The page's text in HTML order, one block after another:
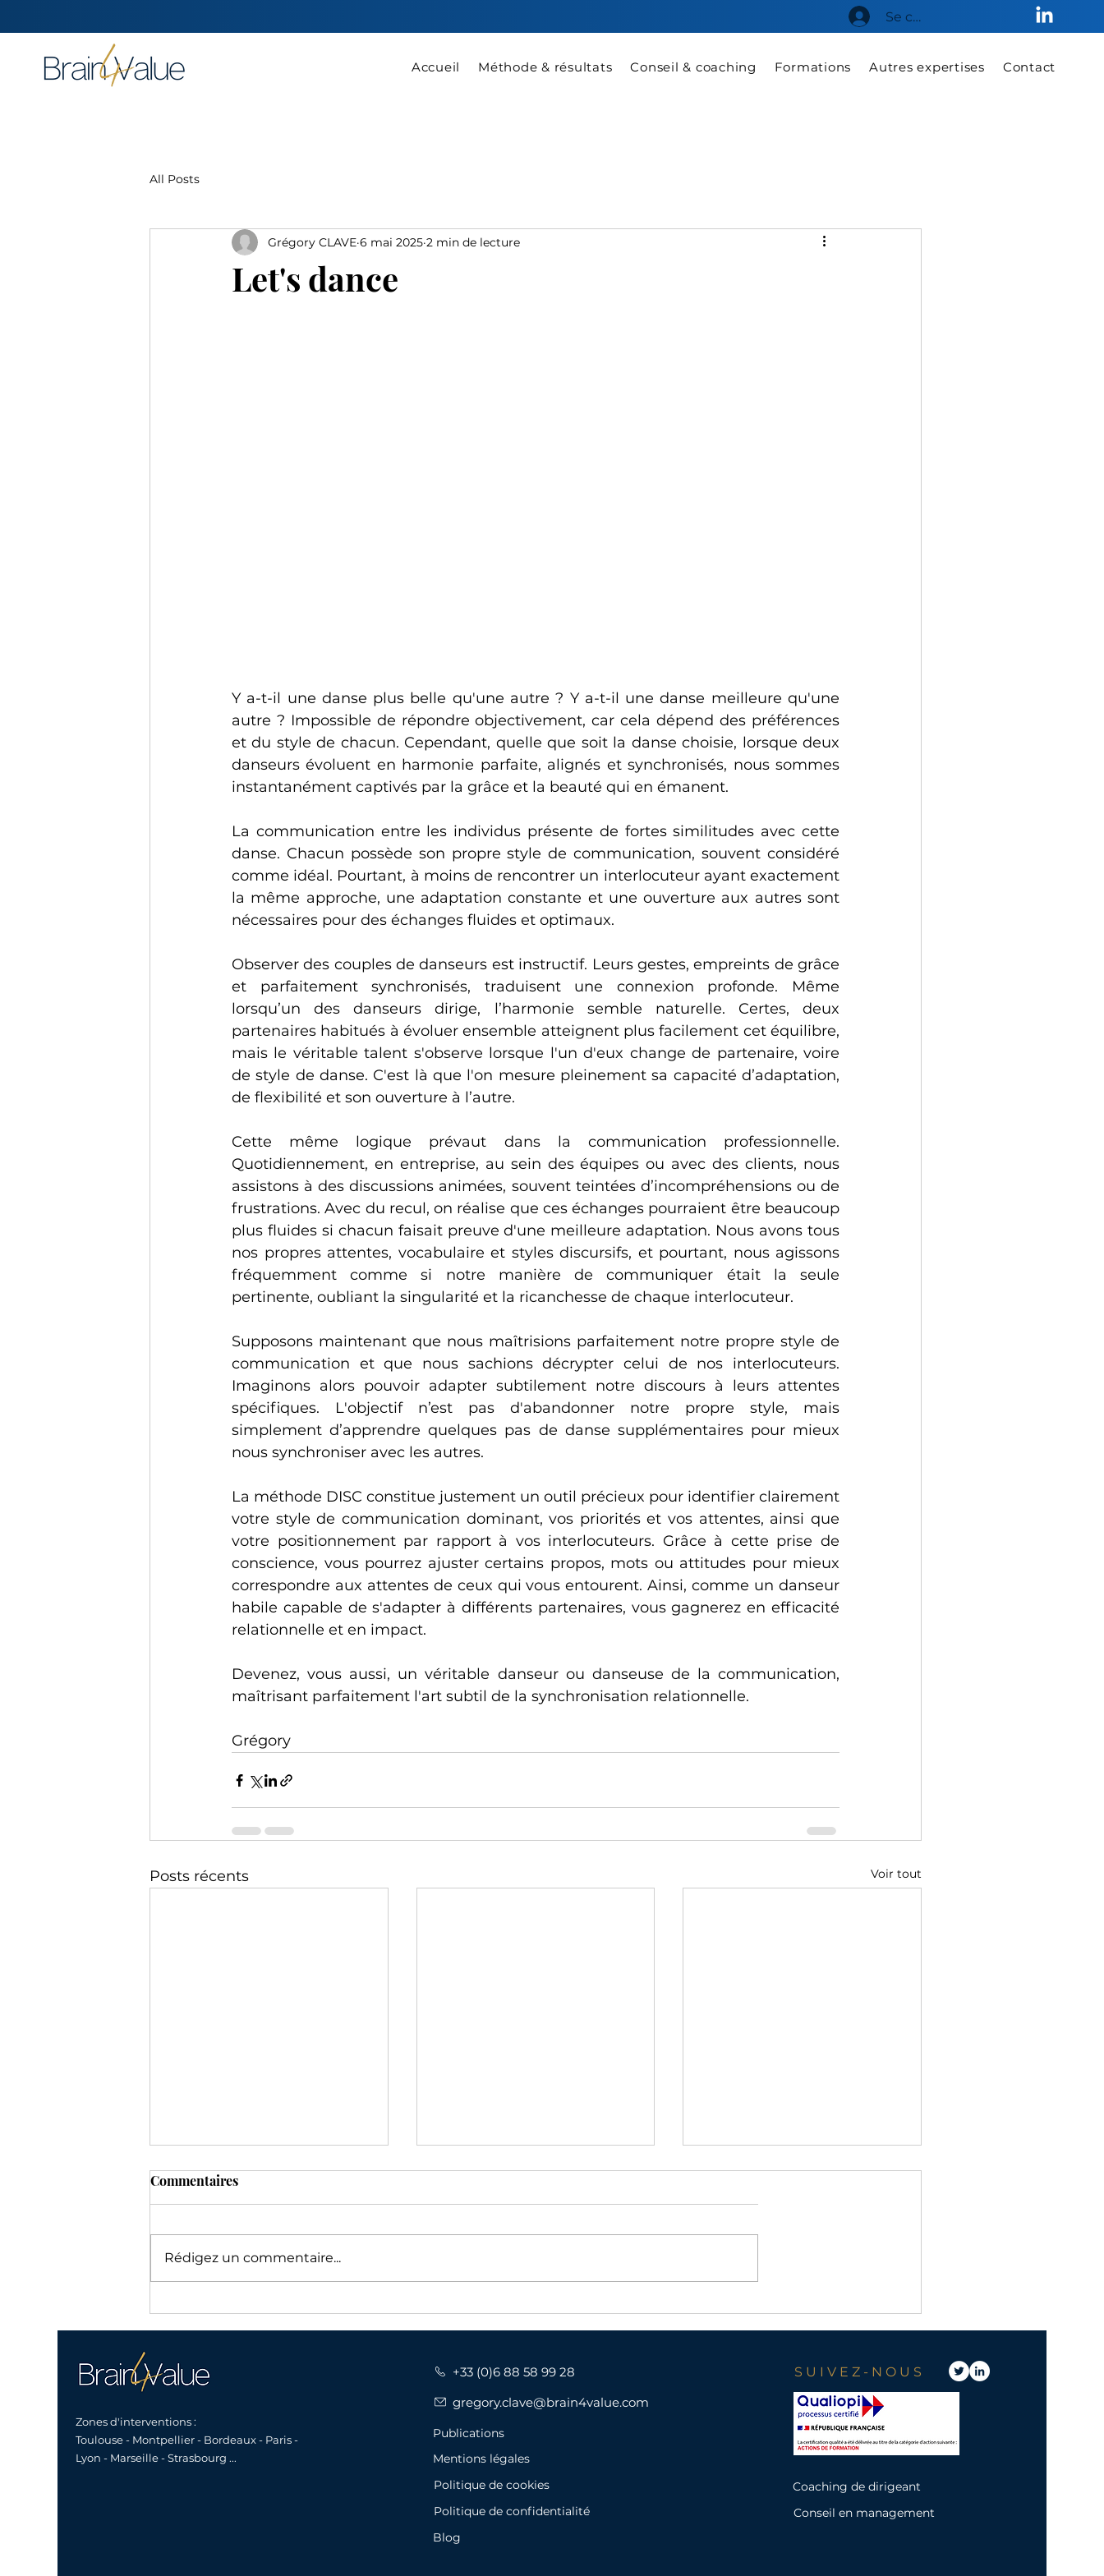
Se connecter
Accueil Méthode & résultats Conseil & coaching Formations Autres expertises Contact
All Posts
Let's dance
Grégory CLAVE 6 mai 2025 2 min de lecture
Y a-t-il une danse plus belle qu'une autre ? Y a-t-il une danse meilleure qu'une
autre ? Impossible de répondre objectivement, car cela dépend des préférences
et du style de chacun. Cependant, quelle que soit la danse choisie, lorsque deux
danseurs évoluent en harmonie parfaite, alignés et synchronisés, nous sommes
instantanément captivés par la grâce et la beauté qui en émanent.
La communication entre les individus présente de fortes similitudes avec cette
danse. Chacun possède son propre style de communication, souvent considéré
comme idéal. Pourtant, à moins de rencontrer un interlocuteur ayant exactement
la même approche, une adaptation constante et une ouverture aux autres sont
nécessaires pour des échanges fluides et optimaux.
Observer des couples de danseurs est instructif. Leurs gestes, empreints de grâce
et parfaitement synchronisés, traduisent une connexion profonde. Même
lorsqu’un des danseurs dirige, l’harmonie semble naturelle. Certes, deux
partenaires habitués à évoluer ensemble atteignent plus facilement cet équilibre,
mais le véritable talent s'observe lorsque l'un d'eux change de partenaire, voire
de style de danse. C'est là que l'on mesure pleinement sa capacité d’adaptation,
de flexibilité et son ouverture à l’autre.
Cette même logique prévaut dans la communication professionnelle.
Quotidiennement, en entreprise, au sein des équipes ou avec des clients, nous
assistons à des discussions animées, souvent teintées d’incompréhensions ou de
frustrations. Avec du recul, on réalise que ces échanges pourraient être beaucoup
plus fluides si chacun faisait preuve d'une meilleure adaptation. Nous avons tous
nos propres attentes, vocabulaire et styles discursifs, et pourtant, nous agissons
fréquemment comme si notre manière de communiquer était la seule
pertinente, oubliant la singularité et la ricanchesse de chaque interlocuteur.
Supposons maintenant que nous maîtrisions parfaitement notre propre style de
communication et que nous sachions décrypter celui de nos interlocuteurs.
Imaginons alors pouvoir adapter subtilement notre discours à leurs attentes
spécifiques. L'objectif n’est pas d'abandonner notre propre style, mais
simplement d’apprendre quelques pas de danse supplémentaires pour mieux
nous synchroniser avec les autres.
La méthode DISC constitue justement un outil précieux pour identifier clairement
votre style de communication dominant, vos priorités et vos attentes, ainsi que
votre positionnement par rapport à vos interlocuteurs. Grâce à cette prise de
conscience, vous pourrez ajuster certains propos, mots ou attitudes pour mieux
correspondre aux attentes de ceux qui vous entourent. Ainsi, comme un danseur
habile capable de s'adapter à différents partenaires, vous gagnerez en efficacité
relationnelle et en impact.
Devenez, vous aussi, un véritable danseur ou danseuse de la communication,
maîtrisant parfaitement l'art subtil de la synchronisation relationnelle.
Grégory
Posts récents Voir tout
partenaire de croissance sur
revus à la lumière des enjeux
Faites le point avec ces 6
Commentaires
Rédigez un commentaire...
Zones d'interventions :
Toulouse - Montpellier - Bordeaux - Paris -
Lyon - Marseille - Strasbourg ...
+33 (0)6 88 58 99 28
gregory.clave@brain4value.com
Publications
Mentions légales
Politique de cookies
Politique de confidentialité
Blog
SUIVEZ-NOUS
Coaching de dirigeant
Conseil en management